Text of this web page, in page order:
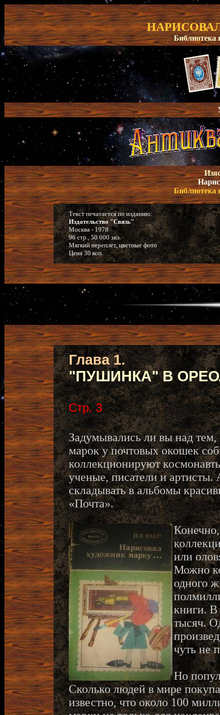
Библиотека
Библиотека
Текст печатается по изданию:
Издательство "Связь"
Москва - 1978
96 стр., 50 000 экз.
Мягкий переплёт, цветные фото
Цена 30 коп.
Глава 1.
"ПУШИНКА" В
Стр. 3
Задумывались ли вы над
марок у почтовых окошек
коллекционируют
ученые, писатели и артисты.
складывать в альбомы
«Почта».
или
Можно
одного
книги. В
тысяч.
чуть не
Но
Сколько людей в мире
известно, что около 100